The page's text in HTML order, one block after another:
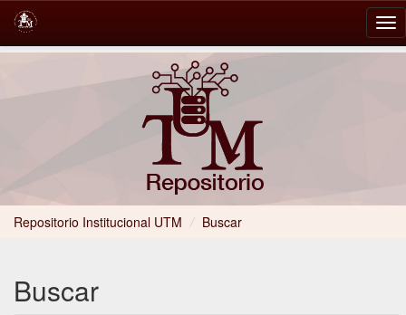
Repositorio Institucional UTM / Buscar
Buscar